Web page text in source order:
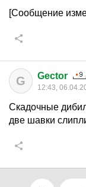
[Сообщение
G Gector
12:43,
Скадочные
две шавки